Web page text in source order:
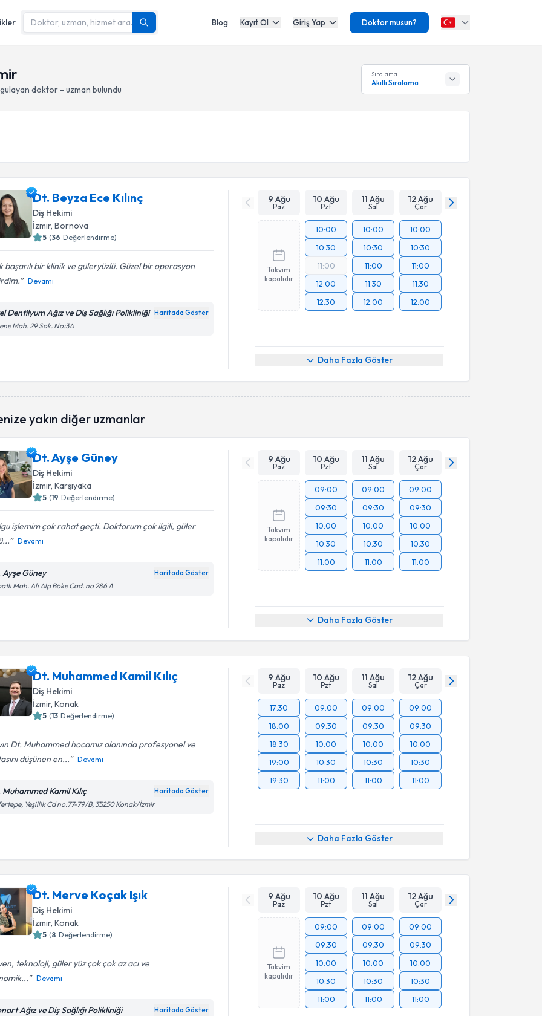
Blog Kayıt Ol Giriş Yap Doktor musun?
doktor - uzman bulundu
Sıralama
Akıllı Sıralama
Dt. Beyza Ece Kılınç
Diş Hekimi
İzmir, Bornova
5 (36 Değerlendirme)
başarılı bir klinik ve güleryüzlü. Güzel bir operasyon
Devamı
Dentilyum Ağız ve Diş Sağlığı Polikliniği Haritada Göster
Mah. 29 Sok. No:3A
9 Ağu
Paz
10 Ağu
Pzt
11 Ağu
Sal
12 Ağu
Çar
Takvim
kapalıdır
10:00
10:30
11:00
12:00
12:30
10:00
10:30
11:00
11:30
12:00
10:00
10:30
11:00
11:30
12:00
Daha Fazla Göster
yakın diğer uzmanlar
Dt. Ayşe Güney
Diş Hekimi
İzmir, Karşıyaka
5 (19 Değerlendirme)
işlemim çok rahat geçti. Doktorum çok ilgili, güler
Devamı
Ayşe Güney Haritada Göster
Mah. Ali Alp Böke Cad. no 286 A
9 Ağu
Paz
10 Ağu
Pzt
11 Ağu
Sal
12 Ağu
Çar
Takvim
kapalıdır
09:00
09:30
10:00
10:30
11:00
09:00
09:30
10:00
10:30
11:00
09:00
09:30
10:00
10:30
11:00
Daha Fazla Göster
Dt. Muhammed Kamil Kılıç
Diş Hekimi
İzmir, Konak
5 (13 Değerlendirme)
Dt. Muhammed hocamız alanında profesyonel ve
düşünen en...
Devamı
Muhammed Kamil Kılıç Haritada Göster
Yeşillik Cd no:77-79/B, 35250 Konak/İzmir
9 Ağu
Paz
10 Ağu
Pzt
11 Ağu
Sal
12 Ağu
Çar
17:30
18:00
18:30
19:00
19:30
09:00
09:30
10:00
10:30
11:00
09:00
09:30
10:00
10:30
11:00
09:00
09:30
10:00
10:30
11:00
Daha Fazla Göster
Dt. Merve Koçak Işık
Diş Hekimi
İzmir, Konak
5 (8 Değerlendirme)
teknoloji, güler yüz çok çok az acı ve
Devamı
Ağız ve Diş Sağlığı Polikliniği Haritada Göster
9 Ağu
Paz
10 Ağu
Pzt
11 Ağu
Sal
12 Ağu
Çar
Takvim
kapalıdır
09:00
09:30
10:00
10:30
11:00
09:00
09:30
10:00
10:30
11:00
09:00
09:30
10:00
10:30
11:00